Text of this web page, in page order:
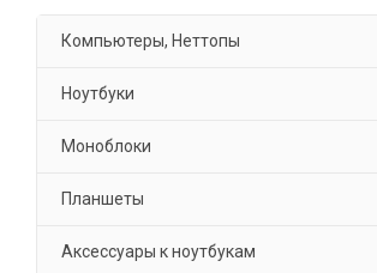
Компьютеры, Неттопы
Ноутбуки
Моноблоки
Планшеты
Аксессуары к ноутбукам